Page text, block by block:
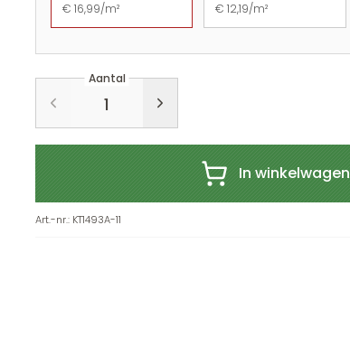
€ 16,99/m² € 12,19/m²
Aantal
In winkelwagen
Art.-nr.: KT1493A-11